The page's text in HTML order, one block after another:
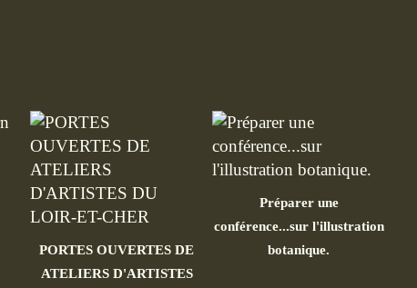
PORTES OUVERTES DE
ATELIERS D'ARTISTES
Préparer une
conférence...sur l'illustration
botanique.